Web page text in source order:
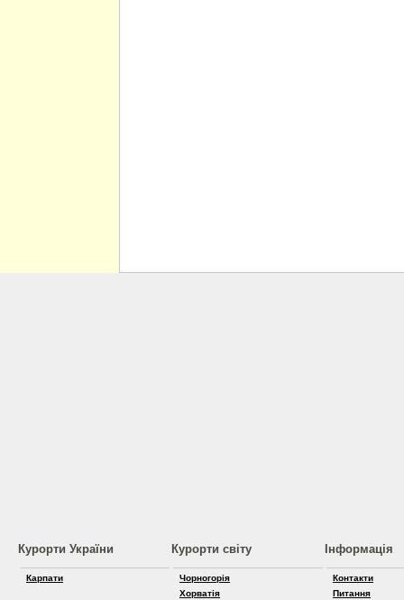
Курорти України
Карпати
Курорти світу
Чорногорія
Хорватія
Інформація
Контакти
Питання